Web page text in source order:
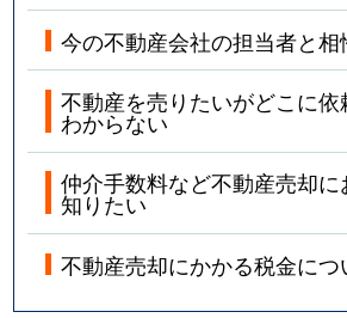
今の不動産会社の担当者と相
不動産を売りたいがどこに
わからない
仲介手数料など不動産売却
知りたい
不動産売却にかかる税金に